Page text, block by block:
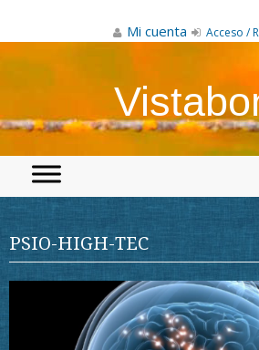
Mi cuenta Acceso /
PSIO-HIGH-TEC